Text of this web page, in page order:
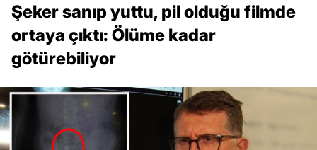
Şeker sanıp yuttu, pil olduğu filmde
ortaya çıktı: Ölüme kadar
götürebiliyor